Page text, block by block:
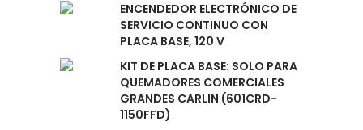
ENCENDEDOR ELECTRÓNICO DE
SERVICIO CONTINUO CON
PLACA BASE, 120 V
KIT DE PLACA BASE: SOLO PARA
QUEMADORES COMERCIALES
GRANDES CARLIN (601CRD-
1150FFD)